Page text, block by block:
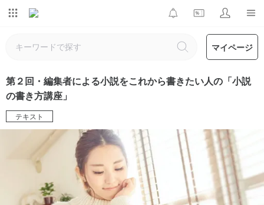
マイページ
第２回・編集者による小説をこれから書きたい人の「小説
の書き方講座」
テキスト